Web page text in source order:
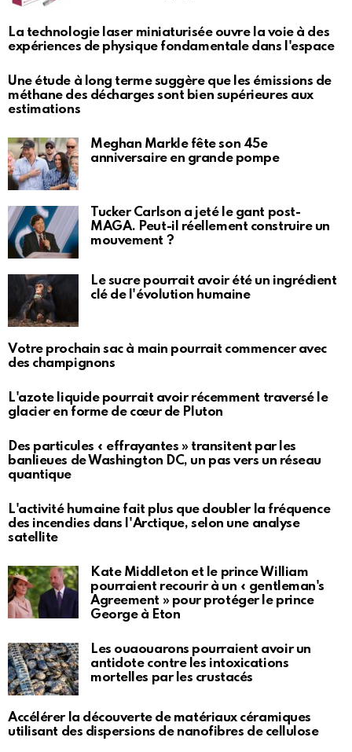
La technologie laser miniaturisée ouvre la voie à des
expériences de physique fondamentale dans l'espace
Une étude à long terme suggère que les émissions de
méthane des décharges sont bien supérieures aux
estimations
Meghan Markle fête son 45e
anniversaire en grande pompe
Tucker Carlson a jeté le gant post-
MAGA. Peut-il réellement construire un
mouvement ?
Le sucre pourrait avoir été un ingrédient
clé de l'évolution humaine
Votre prochain sac à main pourrait commencer avec
des champignons
L'azote liquide pourrait avoir récemment traversé le
glacier en forme de cœur de Pluton
Des particules « effrayantes » transitent par les
banlieues de Washington DC, un pas vers un réseau
quantique
L'activité humaine fait plus que doubler la fréquence
des incendies dans l'Arctique, selon une analyse
satellite
Kate Middleton et le prince William
pourraient recourir à un « gentleman's
Agreement » pour protéger le prince
George à Eton
Les ouaouarons pourraient avoir un
antidote contre les intoxications
mortelles par les crustacés
Accélérer la découverte de matériaux céramiques
utilisant des dispersions de nanofibres de cellulose